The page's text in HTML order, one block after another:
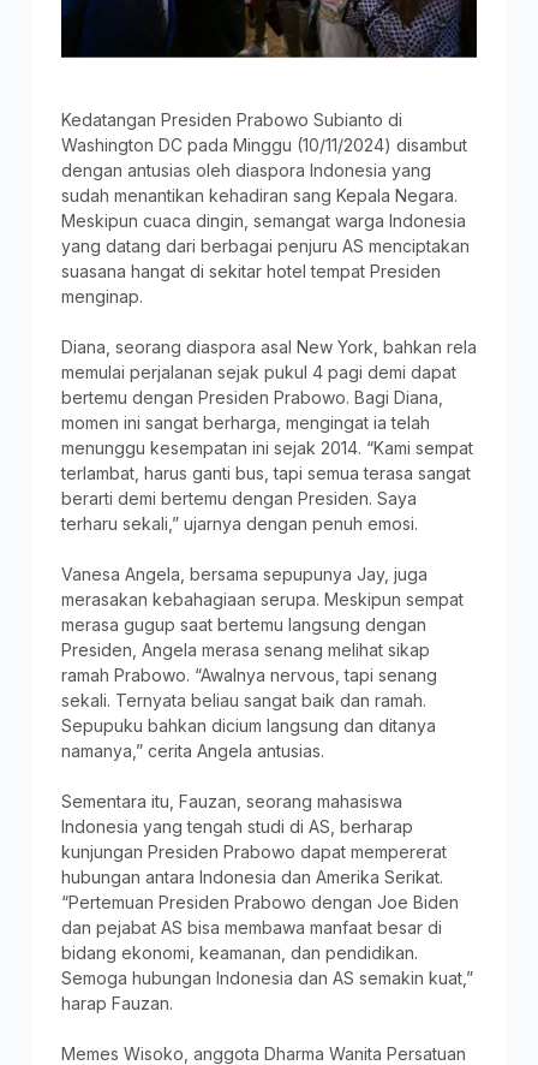
Kedatangan Presiden Prabowo Subianto di
Washington DC pada Minggu (10/11/2024) disambut
dengan antusias oleh diaspora Indonesia yang
sudah menantikan kehadiran sang Kepala Negara.
Meskipun cuaca dingin, semangat warga Indonesia
yang datang dari berbagai penjuru AS menciptakan
suasana hangat di sekitar hotel tempat Presiden
menginap.
Diana, seorang diaspora asal New York, bahkan rela
memulai perjalanan sejak pukul 4 pagi demi dapat
bertemu dengan Presiden Prabowo. Bagi Diana,
momen ini sangat berharga, mengingat ia telah
menunggu kesempatan ini sejak 2014. “Kami sempat
terlambat, harus ganti bus, tapi semua terasa sangat
berarti demi bertemu dengan Presiden. Saya
terharu sekali,” ujarnya dengan penuh emosi.
Vanesa Angela, bersama sepupunya Jay, juga
merasakan kebahagiaan serupa. Meskipun sempat
merasa gugup saat bertemu langsung dengan
Presiden, Angela merasa senang melihat sikap
ramah Prabowo. “Awalnya nervous, tapi senang
sekali. Ternyata beliau sangat baik dan ramah.
Sepupuku bahkan dicium langsung dan ditanya
namanya,” cerita Angela antusias.
Sementara itu, Fauzan, seorang mahasiswa
Indonesia yang tengah studi di AS, berharap
kunjungan Presiden Prabowo dapat mempererat
hubungan antara Indonesia dan Amerika Serikat.
“Pertemuan Presiden Prabowo dengan Joe Biden
dan pejabat AS bisa membawa manfaat besar di
bidang ekonomi, keamanan, dan pendidikan.
Semoga hubungan Indonesia dan AS semakin kuat,”
harap Fauzan.
Memes Wisoko, anggota Dharma Wanita Persatuan